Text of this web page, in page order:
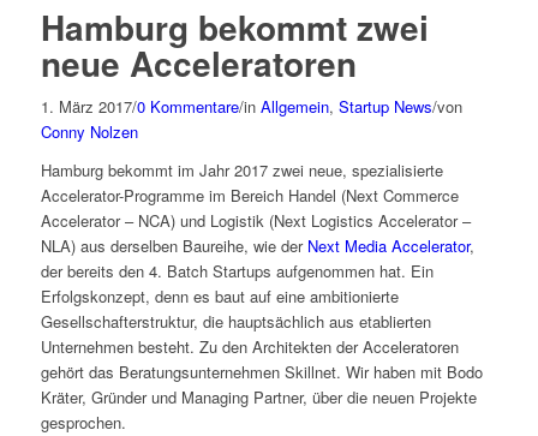
Hamburg bekommt zwei
neue Acceleratoren
1. März 2017/0 Kommentare/in Allgemein, Startup News/von
Conny Nolzen
Hamburg bekommt im Jahr 2017 zwei neue, spezialisierte
Accelerator-Programme im Bereich Handel (Next Commerce
Accelerator – NCA) und Logistik (Next Logistics Accelerator –
NLA) aus derselben Baureihe, wie der Next Media Accelerator,
der bereits den 4. Batch Startups aufgenommen hat. Ein
Erfolgskonzept, denn es baut auf eine ambitionierte
Gesellschafterstruktur, die hauptsächlich aus etablierten
Unternehmen besteht. Zu den Architekten der Acceleratoren
gehört das Beratungsunternehmen Skillnet. Wir haben mit Bodo
Kräter, Gründer und Managing Partner, über die neuen Projekte
gesprochen.